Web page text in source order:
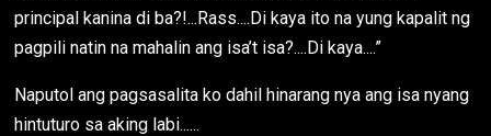
principal kanina di ba?!...Rass....Di kaya ito na yung kapalit ng
pagpili natin na mahalin ang isa’t isa?....Di kaya....”
Naputol ang pagsasalita ko dahil hinarang nya ang isa nyang
hintuturo sa aking labi......